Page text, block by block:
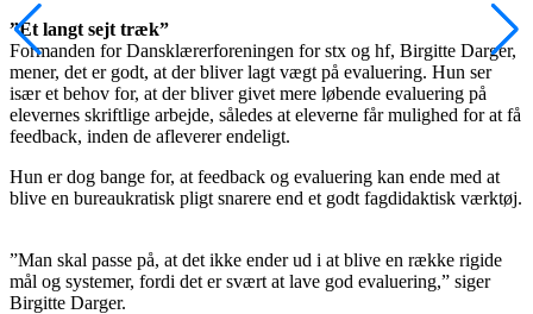
”Et langt sejt træk”
Formanden for Dansklærerforeningen for stx og hf, Birgitte Darger,
mener, det er godt, at der bliver lagt vægt på evaluering. Hun ser
især et behov for, at der bliver givet mere løbende evaluering på
elevernes skriftlige arbejde, således at eleverne får mulighed for at få
feedback, inden de afleverer endeligt.
Hun er dog bange for, at feedback og evaluering kan ende med at
blive en bureaukratisk pligt snarere end et godt fagdidaktisk værktøj.
”Man skal passe på, at det ikke ender ud i at blive en række rigide
mål og systemer, fordi det er svært at lave god evaluering,” siger
Birgitte Darger.